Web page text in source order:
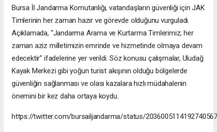
Bursa İl Jandarma Komutanlığı, vatandaşların güvenliği için JAK
Timlerinin her zaman hazır ve görevde olduğunu vurguladı.
Açıklamada, “Jandarma Arama ve Kurtarma Timlerimiz; her
zaman aziz milletimizin emrinde ve hizmetinde olmaya devam
edecektir” ifadelerine yer verildi. Söz konusu çalışmalar, Uludağ
Kayak Merkezi gibi yoğun turist akışının olduğu bölgelerde
güvenliğin sağlanması ve olası kazalara hızlı müdahalenin
önemini bir kez daha ortaya koydu.
https://twitter.com/bursailjandarma/status/